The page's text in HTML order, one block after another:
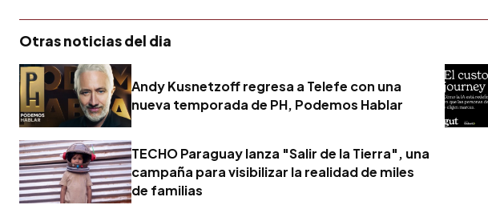
Otras noticias del dia
Andy Kusnetzoff regresa a Telefe con una
nueva temporada de PH, Podemos Hablar
TECHO Paraguay lanza "Salir de la Tierra", una
campaña para visibilizar la realidad de miles
de familias